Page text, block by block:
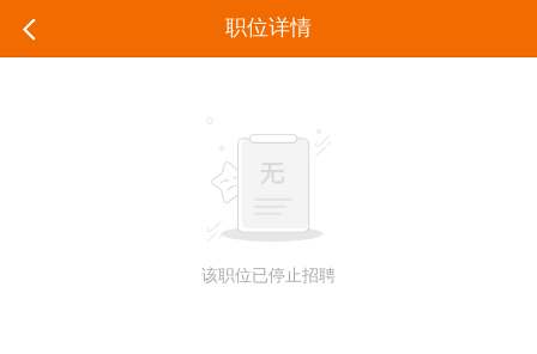
职位详情
该职位已停止招聘